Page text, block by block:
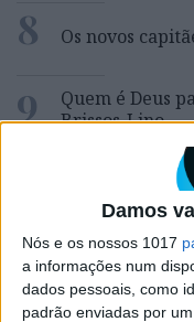
Damos
Nós e os nossos 1017
a informações num
dados pessoais, como
padrão enviadas por
8 Os novos
9
Quem é Deus
Brissos-Lino
Goodbye, Nick
MAIS NA VISÃO